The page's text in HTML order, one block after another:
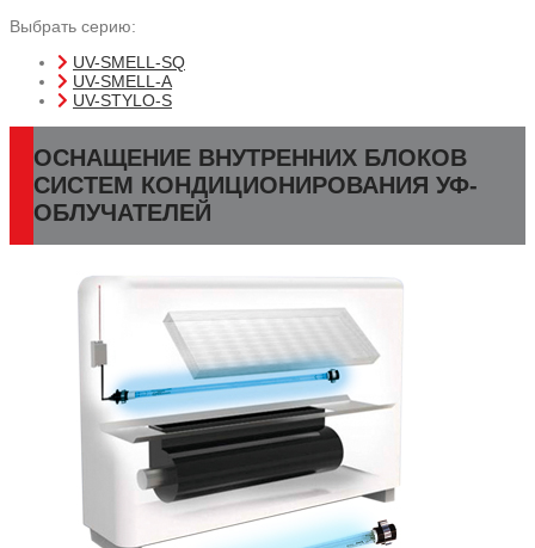
Выбрать серию:
UV-SMELL-SQ
UV-SMELL-A
UV-STYLO-S
ОСНАЩЕНИЕ ВНУТРЕННИХ БЛОКОВ
СИСТЕМ КОНДИЦИОНИРОВАНИЯ УФ-
ОБЛУЧАТЕЛЕЙ